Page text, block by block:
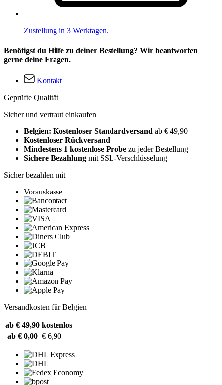
Zustellung in 3 Werktagen.
Benötigst du Hilfe zu deiner Bestellung? Wir beantworten
gerne deine Fragen.
Kontakt
Geprüfte Qualität
Sicher und vertraut einkaufen
Belgien: Kostenloser Standardversand ab € 49,90
Kostenloser Rückversand
Mindestens 1 kostenlose Probe zu jeder Bestellung
Sichere Bezahlung mit SSL-Verschlüsselung
Sicher bezahlen mit
Vorauskasse
Versandkosten für Belgien
ab € 49,90 kostenlos
ab € 0,00 € 6,90